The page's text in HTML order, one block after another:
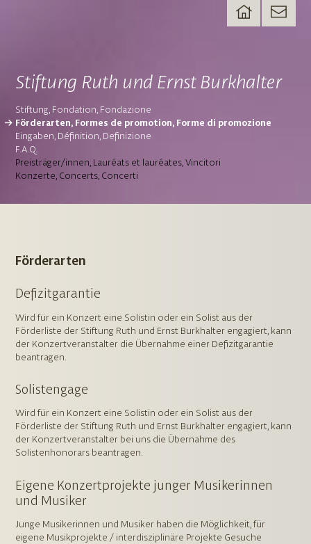
Stiftung Ruth und Ernst Burkhalter
Stiftung Fondation Fondazione
Förderarten Formes de promotion Forme di promozione
Eingaben Définition Definizione
F.A.Q.
Preisträger/innen Lauréats et lauréates Vincitori
Konzerte Concerts Concerti
Förderarten
Defizitgarantie
Wird für ein Konzert eine Solistin oder ein Solist aus der
Förderliste der Stiftung Ruth und Ernst Burkhalter engagiert, kann
der Konzertveranstalter die Übernahme einer Defizitgarantie
beantragen.
Solistengage
Wird für ein Konzert eine Solistin oder ein Solist aus der
Förderliste der Stiftung Ruth und Ernst Burkhalter engagiert, kann
der Konzertveranstalter bei uns die Übernahme des
Solistenhonorars beantragen.
Eigene Konzertprojekte junger Musikerinnen
und Musiker
Junge Musikerinnen und Musiker haben die Möglichkeit, für
eigene Musikprojekte / interdisziplinäre Projekte Gesuche